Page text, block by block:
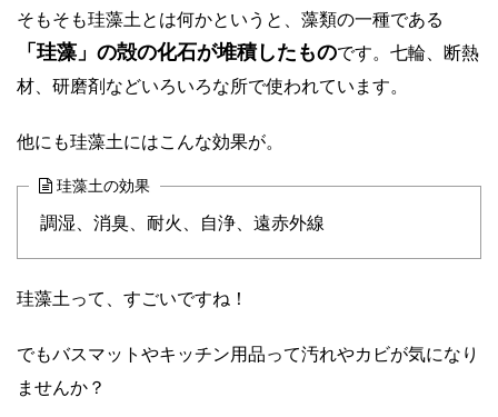
そもそも珪藻土とは何かというと、藻類の一種である
「珪藻」の殻の化石が堆積したものです。七輪、断熱
材、研磨剤などいろいろな所で使われています。
他にも珪藻土にはこんな効果が。
珪藻土の効果
調湿、消臭、耐火、自浄、遠赤外線
珪藻土って、すごいですね！
でもバスマットやキッチン用品って汚れやカビが気になり
ませんか？